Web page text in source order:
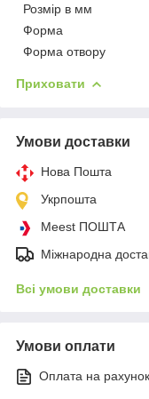
Розмір в мм
Форма
Форма отвору
Приховати
Умови доставки
Нова Пошта
Укрпошта
Meest ПОШТА
Міжнародна
Всі умови доставки
Умови оплати
Оплата на рахунок